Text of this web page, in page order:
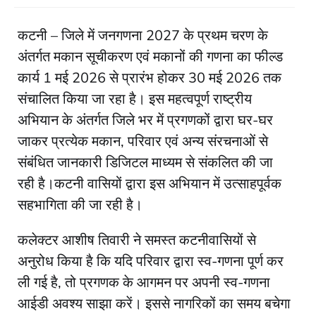
कटनी – जिले में जनगणना 2027 के प्रथम चरण के
अंतर्गत मकान सूचीकरण एवं मकानों की गणना का फील्ड
कार्य 1 मई 2026 से प्रारंभ होकर 30 मई 2026 तक
संचालित किया जा रहा है। इस महत्वपूर्ण राष्ट्रीय
अभियान के अंतर्गत जिले भर में प्रगणकों द्वारा घर-घर
जाकर प्रत्येक मकान, परिवार एवं अन्य संरचनाओं से
संबंधित जानकारी डिजिटल माध्यम से संकलित की जा
रही है।कटनी वासियों द्वारा इस अभियान में उत्साहपूर्वक
सहभागिता की जा रही है।
कलेक्टर आशीष तिवारी ने समस्त कटनीवासियों से
अनुरोध किया है कि यदि परिवार द्वारा स्व-गणना पूर्ण कर
ली गई है, तो प्रगणक के आगमन पर अपनी स्व-गणना
आईडी अवश्य साझा करें। इससे नागरिकों का समय बचेगा